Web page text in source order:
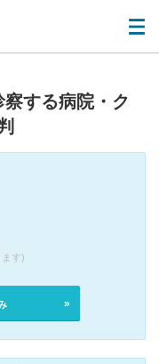
する病院・ク
す)